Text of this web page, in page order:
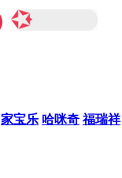
家宝乐 哈咪奇 福瑞祥